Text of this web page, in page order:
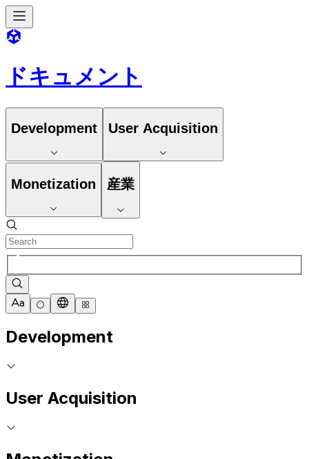
ドキュメント
Development User Acquisition
Monetization 産業
Development
User Acquisition